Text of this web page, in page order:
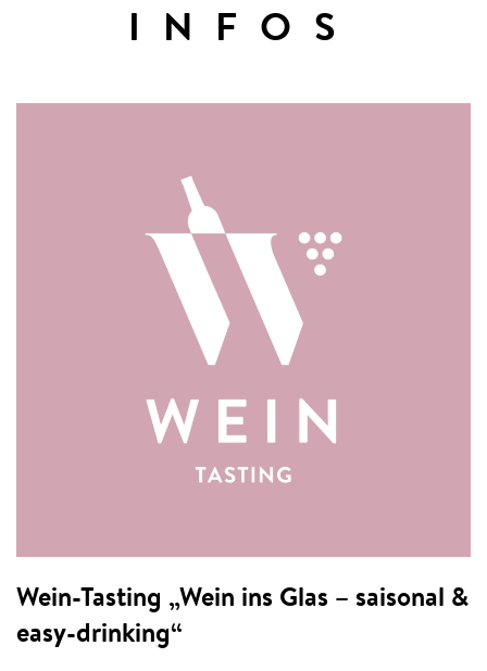
INFOS
Wein-Tasting „Wein ins Glas – saisonal &
easy-drinking“